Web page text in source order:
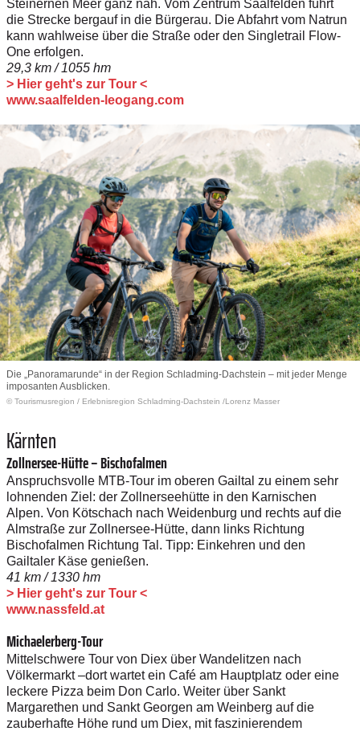
Steinernen Meer ganz nah. Vom Zentrum Saalfelden führt
die Strecke bergauf in die Bürgerau. Die Abfahrt vom Natrun
kann wahlweise über die Straße oder den Singletrail Flow-
One erfolgen.
29,3 km / 1055 hm
> Hier geht's zur Tour <
www.saalfelden-leogang.com
Die „Panoramarunde“ in der Region Schladming-Dachstein – mit jeder Menge
imposanten Ausblicken.
© Tourismusregion / Erlebnisregion Schladming-Dachstein /Lorenz Masser
Kärnten
Zollnersee-Hütte – Bischofalmen
Anspruchsvolle MTB-Tour im oberen Gailtal zu einem sehr
lohnenden Ziel: der Zollnerseehütte in den Karnischen
Alpen. Von Kötschach nach Weidenburg und rechts auf die
Almstraße zur Zollnersee-Hütte, dann links Richtung
Bischofalmen Richtung Tal. Tipp: Einkehren und den
Gailtaler Käse genießen.
41 km / 1330 hm
> Hier geht's zur Tour <
www.nassfeld.at
Michaelerberg-Tour
Mittelschwere Tour von Diex über Wandelitzen nach
Völkermarkt –dort wartet ein Café am Hauptplatz oder eine
leckere Pizza beim Don Carlo. Weiter über Sankt
Margarethen und Sankt Georgen am Weinberg auf die
zauberhafte Höhe rund um Diex, mit faszinierendem